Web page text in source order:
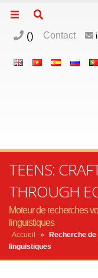
() Contact
TEENS:
THROUGH
Moteur de recherches
linguistiques
Accueil »
Recherche
linguistiques